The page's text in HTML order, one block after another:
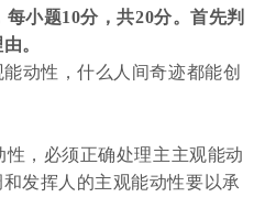
每小题10分，共20分。首先判
。
动性，什么人间奇迹都能创
，必须正确处理主主观能动
发挥人的主观能动性要以承